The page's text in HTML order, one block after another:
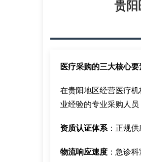
贵
医疗采购的三大核心要
在贵阳地区经营医疗
业经验的专业采购人
资质认证体系：正规
物流响应速度 ：急诊